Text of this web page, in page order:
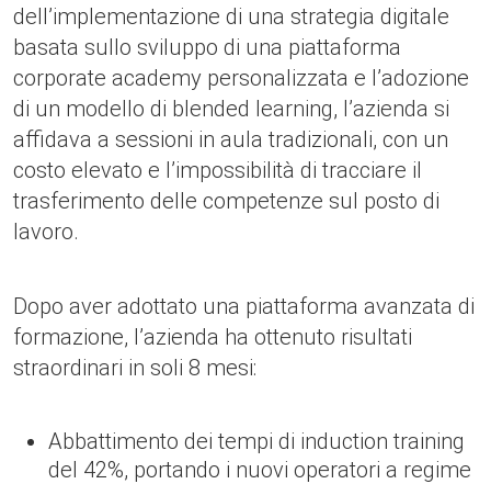
dell’implementazione di una strategia digitale
basata sullo sviluppo di una piattaforma
corporate academy personalizzata e l’adozione
di un modello di blended learning, l’azienda si
affidava a sessioni in aula tradizionali, con un
costo elevato e l’impossibilità di tracciare il
trasferimento delle competenze sul posto di
lavoro.
Dopo aver adottato una piattaforma avanzata di
formazione, l’azienda ha ottenuto risultati
straordinari in soli 8 mesi:
Abbattimento dei tempi di induction training
del 42%, portando i nuovi operatori a regime